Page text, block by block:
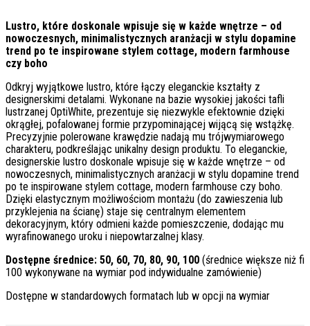
Lustro, które doskonale wpisuje się w każde wnętrze – od
nowoczesnych, minimalistycznych aranżacji w stylu dopamine
trend po te inspirowane stylem cottage, modern farmhouse
czy boho
Odkryj wyjątkowe lustro, które łączy eleganckie kształty z
designerskimi detalami. Wykonane na bazie wysokiej jakości tafli
lustrzanej OptiWhite, prezentuje się niezwykle efektownie dzięki
okrągłej, pofalowanej formie przypominającej wijącą się wstążkę.
Precyzyjnie polerowane krawędzie nadają mu trójwymiarowego
charakteru, podkreślając unikalny design produktu. To eleganckie,
designerskie lustro doskonale wpisuje się w każde wnętrze – od
nowoczesnych, minimalistycznych aranżacji w stylu dopamine trend
po te inspirowane stylem cottage, modern farmhouse czy boho.
Dzięki elastycznym możliwościom montażu (do zawieszenia lub
przyklejenia na ścianę) staje się centralnym elementem
dekoracyjnym, który odmieni każde pomieszczenie, dodając mu
wyrafinowanego uroku i niepowtarzalnej klasy.
Dostępne średnice: 50, 60, 70, 80, 90, 100 (średnice większe niż fi
100 wykonywane na wymiar pod indywidualne zamówienie)
Dostępne w standardowych formatach lub w opcji na wymiar